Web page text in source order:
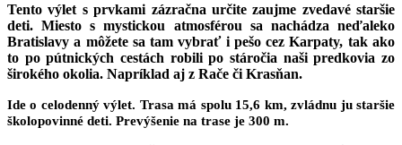
Tento výlet s prvkami zázračna určite zaujme zvedavé staršie
deti. Miesto s mystickou atmosférou sa nachádza neďaleko
Bratislavy a môžete sa tam vybrať i pešo cez Karpaty, tak ako
to po pútnických cestách robili po stáročia naši predkovia zo
širokého okolia. Napríklad aj z Rače či Krasňan.
Ide o celodenný výlet. Trasa má spolu 15,6 km, zvládnu ju staršie
školopovinné deti. Prevýšenie na trase je 300 m.